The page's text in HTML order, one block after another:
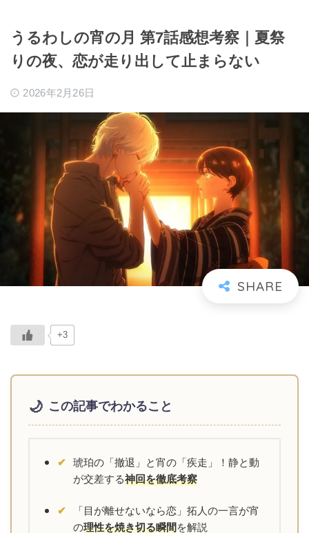
うるわしの宵の月 第7話感想考察｜夏祭
りの夜、恋が走り出して止まらない
2026年2月26日
+3
この記事でわかること
琥珀の「撤退」と宵の「疾走」！静と動
が交差する神回を徹底考察
「目が離せないなら恋」拓人の一言が宵
の理性を焼き切る瞬間を解説